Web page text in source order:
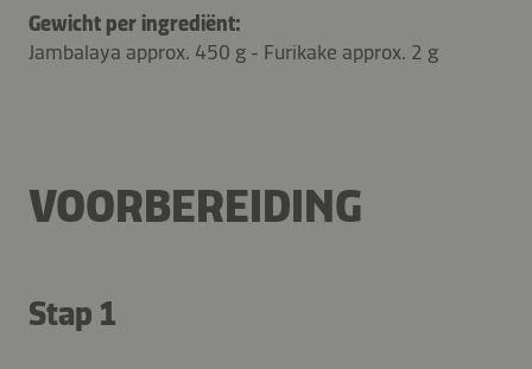
Gewicht per ingrediënt:
Jambalaya approx. 450 g - Furikake approx. 2 g
VOORBEREIDING
Stap 1